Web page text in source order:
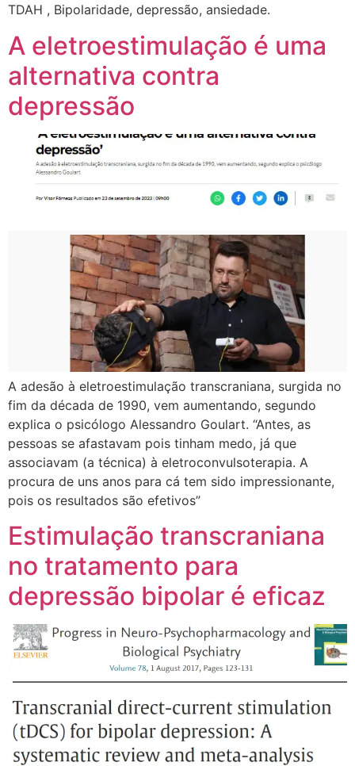
TDAH , Bipolaridade, depressão, ansiedade.
A eletroestimulação é uma
alternativa contra
depressão
A adesão à eletroestimulação transcraniana, surgida no
fim da década de 1990, vem aumentando, segundo
explica o psicólogo Alessandro Goulart. “Antes, as
pessoas se afastavam pois tinham medo, já que
associavam (a técnica) à eletroconvulsoterapia. A
procura de uns anos para cá tem sido impressionante,
pois os resultados são efetivos”
Estimulação transcraniana
no tratamento para
depressão bipolar é eficaz